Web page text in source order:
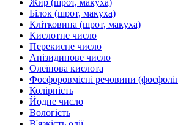
Жир (шрот, макуха)
Білок (шрот, макуха)
Клітковина (шрот, макуха)
Кислотне число
Перекисне число
Анізидинове число
Олеїнова кислота
Фосфоровмісні речовини
Колірність
Йодне число
Вологість